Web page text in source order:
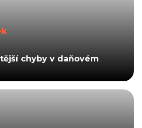
chyby v daňovém